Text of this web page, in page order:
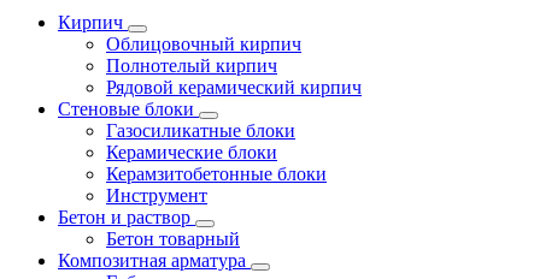
Кирпич
Облицовочный кирпич
Полнотелый кирпич
Рядовой керамический кирпич
Стеновые блоки
Газосиликатные блоки
Керамические блоки
Керамзитобетонные блоки
Инструмент
Бетон и раствор
Бетон товарный
Композитная арматура